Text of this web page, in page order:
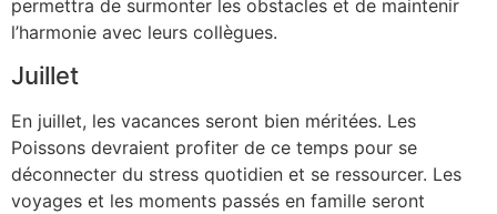
permettra de surmonter les obstacles et de maintenir
l’harmonie avec leurs collègues.
Juillet
En juillet, les vacances seront bien méritées. Les
Poissons devraient profiter de ce temps pour se
déconnecter du stress quotidien et se ressourcer. Les
voyages et les moments passés en famille seront